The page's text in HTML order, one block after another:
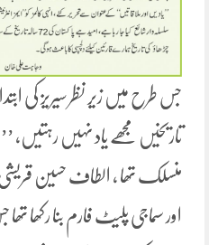
جس طرح میں زیر نظر سیریز کی
تاریخیں مجھے یاد نہیں رہتیں،
منسلک تھا ، الطاف حسین
اور سماجی پلیٹ فارم بنا رکھا تھا